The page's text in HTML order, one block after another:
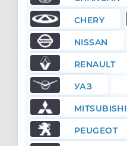
CHERY
NISSAN
RENAULT
УАЗ
MITSUBISHI
PEUGEOT